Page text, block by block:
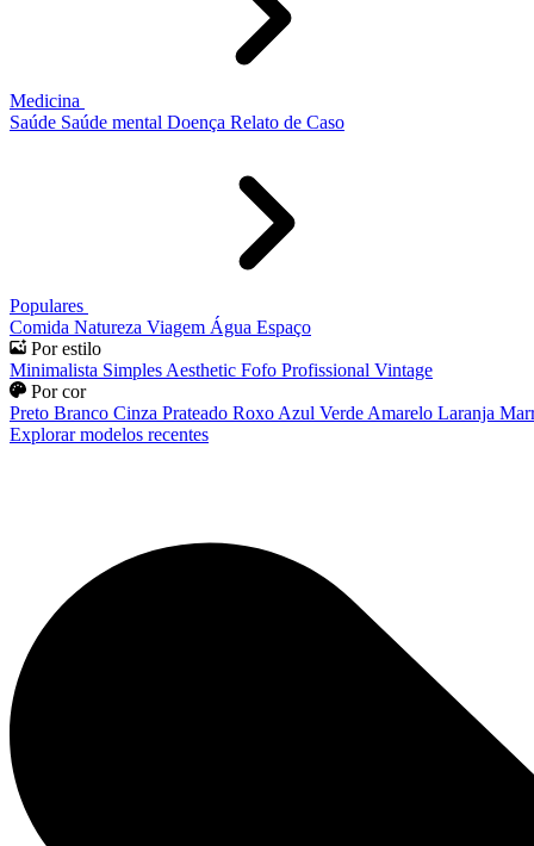
Medicina
Saúde Saúde mental Doença Relato de Caso
Populares
Comida Natureza Viagem Água Espaço
Por estilo
Minimalista Simples Aesthetic Fofo Profissional Vintage
Por cor
Preto Branco Cinza Prateado Roxo Azul Verde Amarelo Laranja
Explorar modelos recentes